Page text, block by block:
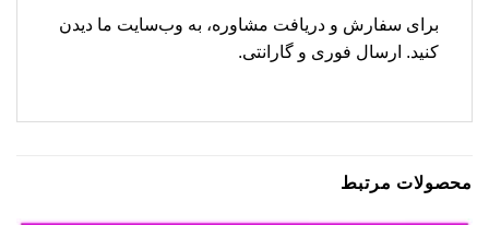
برای سفارش و دریافت مشاوره، به وب‌سایت ما دیدن
کنید. ارسال فوری و گارانتی.
محصولات مرتبط